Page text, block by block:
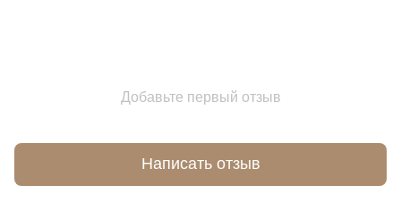
Добавьте первый отзыв
Написать отзыв